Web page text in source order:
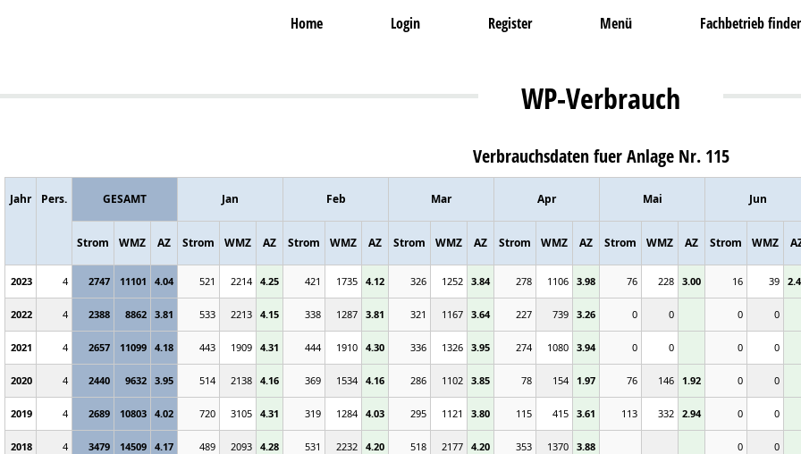
WP-Verbrauch
Home Login Register Menü Fachbetrieb
Verbrauchsdaten fuer Anlage Nr. 115
Jahr Pers. GESAMT Jan Feb Mar Apr Mai Jun
Strom WMZ AZ Strom WMZ AZ Strom WMZ AZ Strom WMZ AZ Strom WMZ AZ Strom WMZ AZ Strom WMZ
2023 4 2747 11101 4.04 521 2214 4.25 421 1735 4.12 326 1252 3.84 278 1106 3.98 76 228 3.00 16 39
2022 4 2388 8862 3.81 533 2213 4.15 338 1287 3.81 321 1167 3.64 227 739 3.26 0 0 0 0
2021 4 2657 11099 4.18 443 1909 4.31 444 1910 4.30 336 1326 3.95 274 1080 3.94 0 0 0 0
2020 4 2440 9632 3.95 514 2138 4.16 369 1534 4.16 286 1102 3.85 78 154 1.97 76 146 1.92 0 0
2019 4 2689 10803 4.02 720 3105 4.31 319 1284 4.03 295 1121 3.80 115 415 3.61 113 332 2.94 0 0
2018 4 3479 14509 4.17 489 2093 4.28 531 2232 4.20 518 2177 4.20 353 1370 3.88 0 0